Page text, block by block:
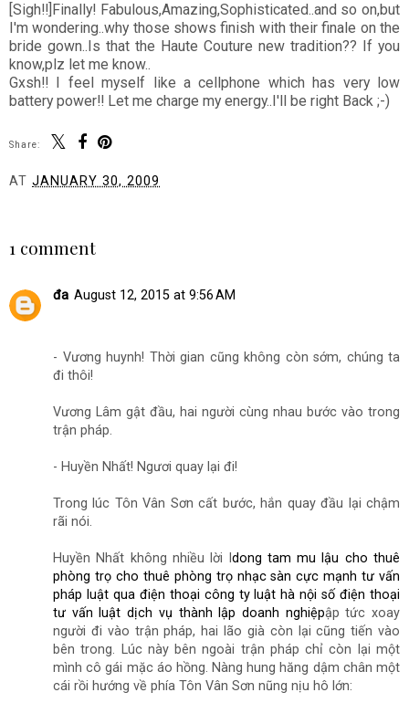
[Sigh!!]Finally! Fabulous,Amazing,Sophisticated..and so on,but
I'm wondering..why those shows finish with their finale on the
bride gown..Is that the Haute Couture new tradition?? If you
know,plz let me know..
Gxsh!! I feel myself like a cellphone which has very low
battery power!! Let me charge my energy..I'll be right Back ;-)
Share:
AT JANUARY 30, 2009
1 comment
đa August 12, 2015 at 9:56 AM
- Vương huynh! Thời gian cũng không còn sớm, chúng ta
đi thôi!
Vương Lâm gật đầu, hai người cùng nhau bước vào trong
trận pháp.
- Huyền Nhất! Ngươi quay lại đi!
Trong lúc Tôn Vân Sơn cất bước, hắn quay đầu lại chậm
rãi nói.
Huyền Nhất không nhiều lời ldong tam mu lậu cho thuê
phòng trọ cho thuê phòng trọ nhạc sàn cực mạnh tư vấn
pháp luật qua điện thoại công ty luật hà nội số điện thoại
tư vấn luật dịch vụ thành lập doanh nghiệpập tức xoay
người đi vào trận pháp, hai lão già còn lại cũng tiến vào
bên trong. Lúc này bên ngoài trận pháp chỉ còn lại một
mình cô gái mặc áo hồng. Nàng hung hăng dậm chân một
cái rồi hướng về phía Tôn Vân Sơn nũng nịu hô lớn: